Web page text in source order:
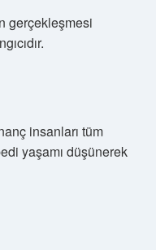
gerçekleşmesi
insanları tüm
yaşamı düşünerek